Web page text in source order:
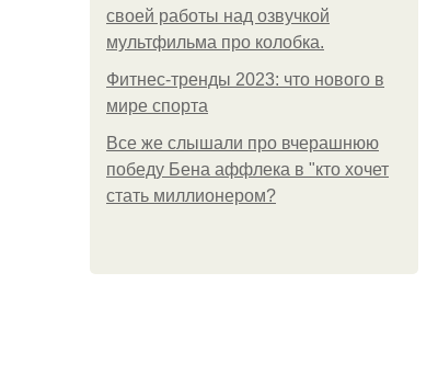
своей работы над озвучкой
мультфильма про колобка.
Фитнес-тренды 2023: что нового в
мире спорта
Все же слышали про вчерашнюю
победу Бена аффлека в "кто хочет
стать миллионером?